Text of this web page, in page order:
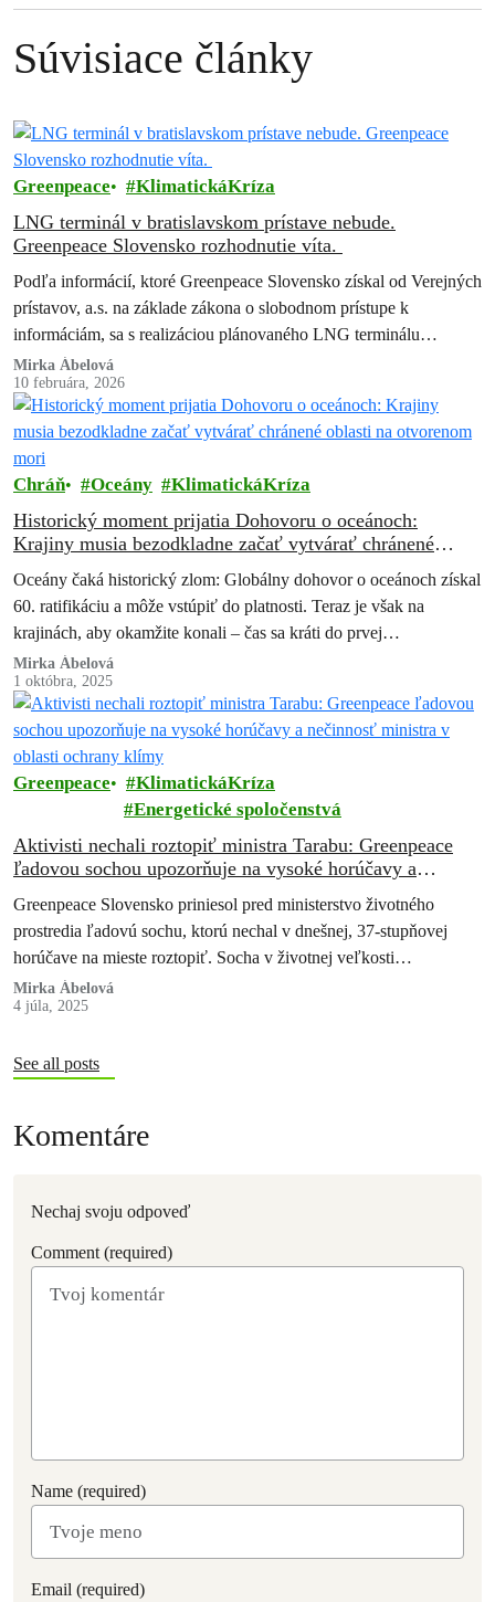
Súvisiace články
Greenpeace KlimatickáKríza
LNG terminál v bratislavskom prístave nebude.
Greenpeace Slovensko rozhodnutie víta.
Podľa informácií, ktoré Greenpeace Slovensko získal od Verejných
prístavov, a.s. na základe zákona o slobodnom prístupe k
informáciám, sa s realizáciou plánovaného LNG terminálu
nepočíta. Greenpeace Slovensko, ktorý proti projektu…
Mirka Ábelová
10 februára, 2026
Chráň Oceány KlimatickáKríza
Historický moment prijatia Dohovoru o oceánoch:
Krajiny musia bezodkladne začať vytvárať chránené
oblasti na otvorenom mori
Oceány čaká historický zlom: Globálny dohovor o oceánoch získal
60. ratifikáciu a môže vstúpiť do platnosti. Teraz je však na
krajinách, aby okamžite konali – čas sa kráti do prvej…
Mirka Ábelová
1 októbra, 2025
Greenpeace
KlimatickáKríza
Energetické spoločenstvá
Aktivisti nechali roztopiť ministra Tarabu: Greenpeace
ľadovou sochou upozorňuje na vysoké horúčavy a
Greenpeace Slovensko priniesol pred ministerstvo životného
prostredia ľadovú sochu, ktorú nechal v dnešnej, 37-stupňovej
horúčave na mieste roztopiť. Socha v životnej veľkosti
znázorňovala ministra Tomáša Tarabu, ktorý v ruke držal…
Mirka Ábelová
4 júla, 2025
See all posts
Komentáre
Nechaj svoju odpoveď
Comment (required)
Name (required)
Email (required)